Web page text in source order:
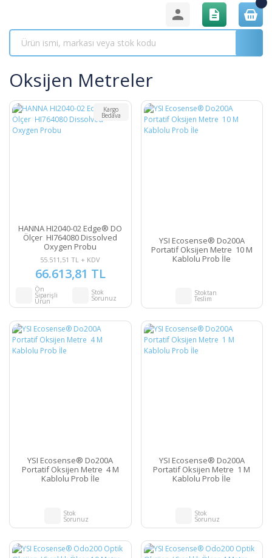
Oksijen Metreler
Kargo
Bedava
HANNA HI2040-02 Edge® DO
Ölçer HI764080 Dissolved
Oxygen Probu
55.511,51 TL + KDV
66.613,81 TL
Ön
Siparişli
Ürün
Stok
Sorunuz
YSI Ecosense® Do200A
Portatif Oksijen Metre 10 M
Kablolu Prob İle
Stoktan
Teslim
YSI Ecosense® Do200A
Portatif Oksijen Metre 4 M
Kablolu Prob İle
Stok
Sorunuz
YSI Ecosense® Do200A
Portatif Oksijen Metre 1 M
Kablolu Prob İle
Stok
Sorunuz